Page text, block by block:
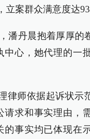
立案群众满意度达
潘丹晨抱着厚厚的
中心，她代理的一
律师依据起诉状示
请求和事实理由，
的事实均已体现在